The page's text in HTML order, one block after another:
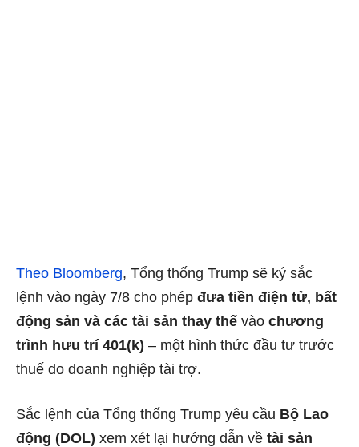
Theo Bloomberg, Tổng thống Trump sẽ ký sắc
lệnh vào ngày 7/8 cho phép đưa tiền điện tử, bất
động sản và các tài sản thay thế vào chương
trình hưu trí 401(k) – một hình thức đầu tư trước
thuế do doanh nghiệp tài trợ.
Sắc lệnh của Tổng thống Trump yêu cầu Bộ Lao
động (DOL) xem xét lại hướng dẫn về tài sản